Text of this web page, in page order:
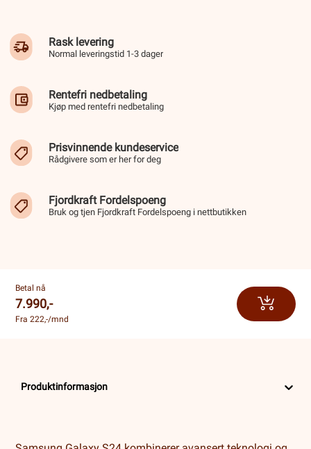
Rask levering
Normal leveringstid 1-3 dager
Rentefri nedbetaling
Kjøp med rentefri nedbetaling
Prisvinnende kundeservice
Rådgivere som er her for deg
Fjordkraft Fordelspoeng
Bruk og tjen Fjordkraft Fordelspoeng i nettbutikken
Betal nå
7.990,-
Fra 222,-/mnd
Produktinformasjon